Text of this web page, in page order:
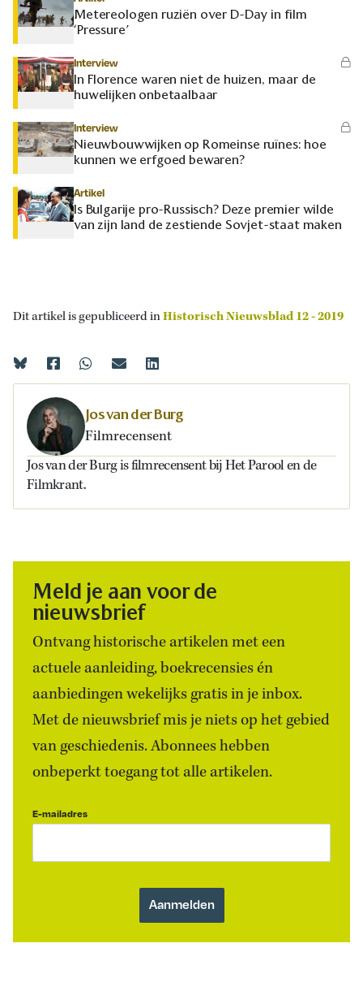
Metereologen ruziën over D-Day in film
‘Pressure’
Interview
In Florence waren niet de huizen, maar de
huwelijken onbetaalbaar
Interview
Nieuwbouwwijken op Romeinse ruïnes: hoe
kunnen we erfgoed bewaren?
Artikel
Is Bulgarije pro-Russisch? Deze premier wilde
van zijn land de zestiende Sovjet-staat maken
Dit artikel is gepubliceerd inHistorisch Nieuwsblad 12 - 2019
Jos van der Burg
Filmrecensent
Jos van der Burg is filmrecensent bij Het Parool en de
Filmkrant.
Meld je aan voor de
nieuwsbrief
Ontvang historische artikelen met een
actuele aanleiding, boekrecensies én
aanbiedingen wekelijks gratis in je inbox.
Met de nieuwsbrief mis je niets op het gebied
van geschiedenis. Abonnees hebben
onbeperkt toegang tot alle artikelen.
E-mailadres